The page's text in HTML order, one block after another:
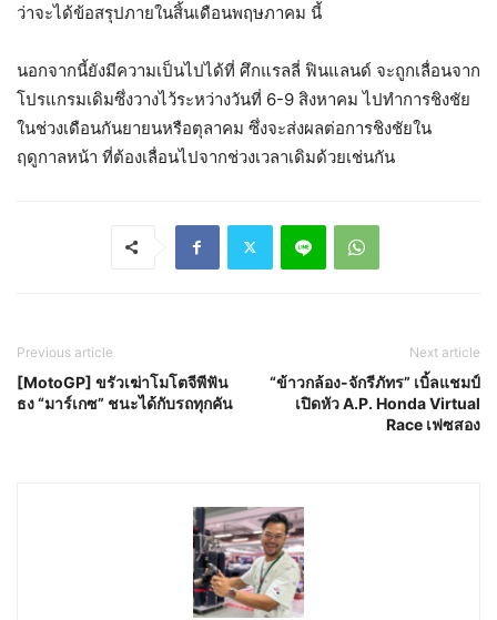
ว่าจะได้ข้อสรุปภายในสิ้นเดือนพฤษภาคม นี้
นอกจากนี้ยังมีความเป็นไปได้ที่ ศึกแรลลี่ ฟินแลนด์ จะถูกเลื่อนจาก
โปรแกรมเดิมซึ่งวางไว้ระหว่างวันที่ 6-9 สิงหาคม ไปทำการชิงชัย
ในช่วงเดือนกันยายนหรือตุลาคม ซึ่งจะส่งผลต่อการชิงชัยใน
ฤดูกาลหน้า ที่ต้องเลื่อนไปจากช่วงเวลาเดิมด้วยเช่นกัน
Previous article
[MotoGP] ขรัวเฆ่าโมโตจีพีฟัน
ธง “มาร์เกซ” ชนะได้กับรถทุกคัน
Next article
“ข้าวกล้อง-จักรีภัทร” เบิ้ลแชมป์
เปิดหัว A.P. Honda Virtual
Race เฟซสอง